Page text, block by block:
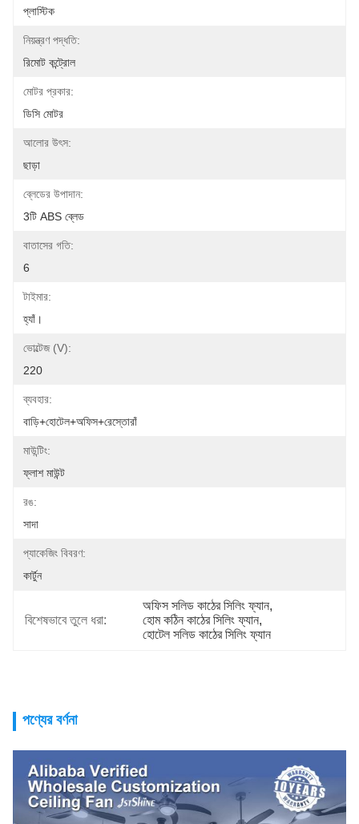
প্লাস্টিক
নিয়ন্ত্রণ পদ্ধতি:
রিমোট কন্ট্রোল
মোটর প্রকার:
ডিসি মোটর
আলোর উৎস:
ছাড়া
ব্লেডের উপাদান:
3টি ABS ব্লেড
বাতাসের গতি:
6
টাইমার:
হ্যাঁ।
ভোল্টেজ (V):
220
ব্যবহার:
বাড়ি+হোটেল+অফিস+রেস্তোরাঁ
মাউন্টিং:
ফ্লাশ মাউন্ট
রঙ:
সাদা
প্যাকেজিং বিবরণ:
কার্টুন
বিশেষভাবে তুলে ধরা:
অফিস সলিড কাঠের সিলিং ফ্যান,
হোম কঠিন কাঠের সিলিং ফ্যান,
হোটেল সলিড কাঠের সিলিং ফ্যান
পণ্যের বর্ণনা